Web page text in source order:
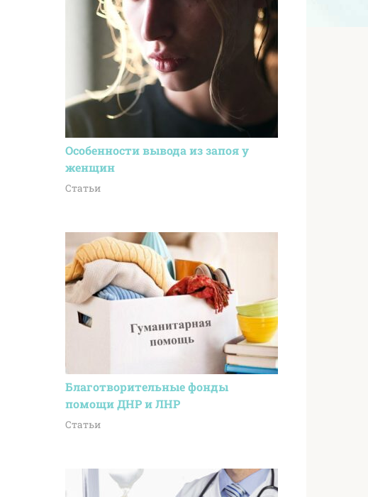
Особенности вывода из запоя у
женщин
Статьи
Благотворительные фонды
помощи ДНР и ЛНР
Статьи